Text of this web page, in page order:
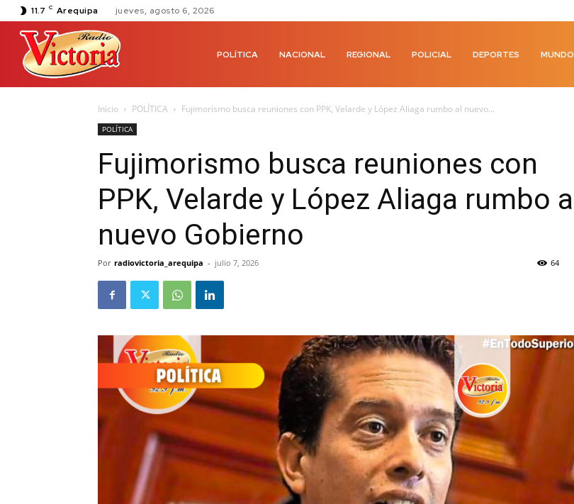
11.7 C Arequipa jueves, agosto 6, 2026
POLÍTICA NACIONAL REGIONAL POLICIAL DEPORTES MUNDO
Inicio POLÍTICA Fujimorismo busca reuniones con PPK, Velarde y López Aliaga rumbo al nuevo...
POLÍTICA
Fujimorismo busca reuniones con
PPK, Velarde y López Aliaga rumbo al
nuevo Gobierno
Por radiovictoria_arequipa - julio 7, 2026 64